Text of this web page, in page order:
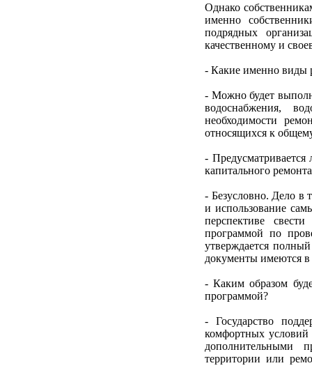
Однако
именно
подрядных
качественному и
- Какие именно виды
- Можно будет
водоснабжения,
необходимости
относящихся к
-
капитального
- Безусловно. Дело в
и использование
перспективе
программой по
утверждается
документы имеются в
- Каким образом
программой?
- Государство
комфортных
дополнительными
территории или